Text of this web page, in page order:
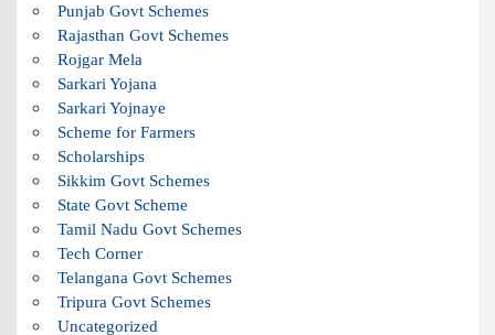
Punjab Govt Schemes
Rajasthan Govt Schemes
Rojgar Mela
Sarkari Yojana
Sarkari Yojnaye
Scheme for Farmers
Scholarships
Sikkim Govt Schemes
State Govt Scheme
Tamil Nadu Govt Schemes
Tech Corner
Telangana Govt Schemes
Tripura Govt Schemes
Uncategorized